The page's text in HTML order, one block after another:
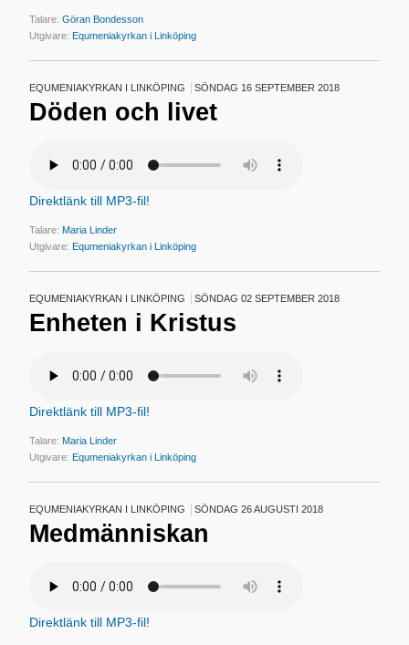
Talare:Göran Bondesson
Utgivare:Equmeniakyrkan i Linköping
EQUMENIAKYRKAN I LINKÖPING SÖNDAG 16 SEPTEMBER 2018
Döden och livet
Direktlänk till MP3-fil!
Talare:Maria Linder
Utgivare:Equmeniakyrkan i Linköping
EQUMENIAKYRKAN I LINKÖPING SÖNDAG 02 SEPTEMBER 2018
Enheten i Kristus
Direktlänk till MP3-fil!
Talare:Maria Linder
Utgivare:Equmeniakyrkan i Linköping
EQUMENIAKYRKAN I LINKÖPING SÖNDAG 26 AUGUSTI 2018
Medmänniskan
Direktlänk till MP3-fil!